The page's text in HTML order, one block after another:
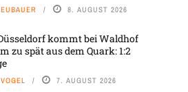
8. AUGUST 2026
kommt bei Waldhof
zu spät aus dem Quark: 1:2
7. AUGUST 2026